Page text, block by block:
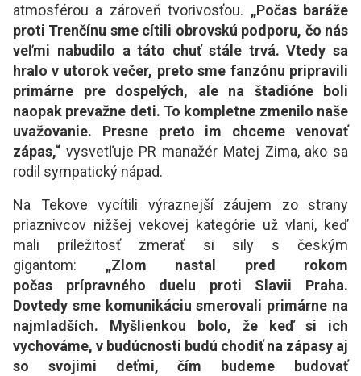
atmosférou a zároveň tvorivosťou. „Počas baráže
proti Trenčínu sme cítili obrovskú podporu, čo nás
veľmi nabudilo a táto chuť stále trvá. Vtedy sa
hralo v utorok večer, preto sme fanzónu pripravili
primárne pre dospelých, ale na štadióne boli
naopak prevažne deti. To kompletne zmenilo naše
uvažovanie. Presne preto im chceme venovať
zápas,“ vysvetľuje PR manažér Matej Zima, ako sa
rodil sympatický nápad.
Na Tekove vycítili výraznejší záujem zo strany
priaznivcov nižšej vekovej kategórie už vlani, keď
mali príležitosť zmerať si sily s českým
gigantom: „Zlom nastal pred rokom
počas prípravného duelu proti Slavii Praha.
Dovtedy sme komunikáciu smerovali primárne na
najmladších. Myšlienkou bolo, že keď si ich
vychováme, v budúcnosti budú chodiť na zápasy aj
so svojimi deťmi, čím budeme budovať